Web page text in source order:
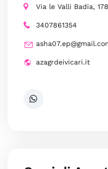
Via le Valli Badia,
3407861354
azagrdeivicari.it